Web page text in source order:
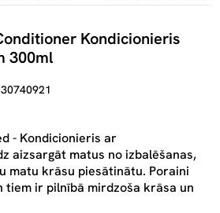
Kondicionieris
300ml
- Kondicionieris ar
aizsargāt matus no izbalēšanas,
matu krāsu piesātinātu. Poraini
tiem ir pilnībā mirdzoša krāsa un